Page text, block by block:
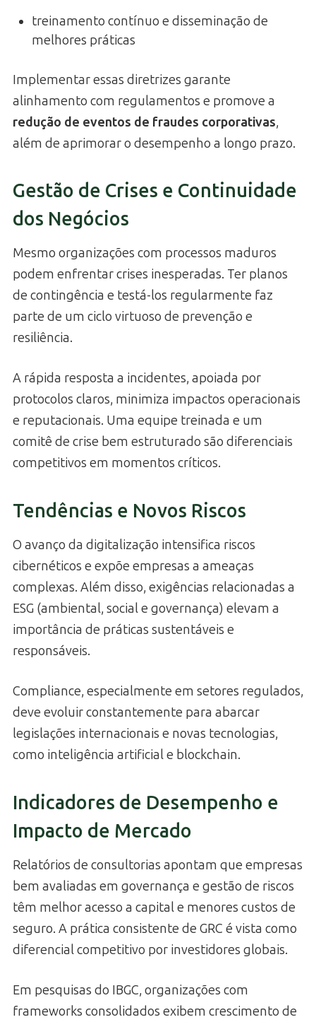
treinamento contínuo e disseminação de
melhores práticas
Implementar essas diretrizes garante
alinhamento com regulamentos e promove a
redução de eventos de fraudes corporativas,
além de aprimorar o desempenho a longo prazo.
Gestão de Crises e Continuidade
dos Negócios
Mesmo organizações com processos maduros
podem enfrentar crises inesperadas. Ter planos
de contingência e testá-los regularmente faz
parte de um ciclo virtuoso de prevenção e
resiliência.
A rápida resposta a incidentes, apoiada por
protocolos claros, minimiza impactos operacionais
e reputacionais. Uma equipe treinada e um
comitê de crise bem estruturado são diferenciais
competitivos em momentos críticos.
Tendências e Novos Riscos
O avanço da digitalização intensifica riscos
cibernéticos e expõe empresas a ameaças
complexas. Além disso, exigências relacionadas a
ESG (ambiental, social e governança) elevam a
importância de práticas sustentáveis e
responsáveis.
Compliance, especialmente em setores regulados,
deve evoluir constantemente para abarcar
legislações internacionais e novas tecnologias,
como inteligência artificial e blockchain.
Indicadores de Desempenho e
Impacto de Mercado
Relatórios de consultorias apontam que empresas
bem avaliadas em governança e gestão de riscos
têm melhor acesso a capital e menores custos de
seguro. A prática consistente de GRC é vista como
diferencial competitivo por investidores globais.
Em pesquisas do IBGC, organizações com
frameworks consolidados exibem crescimento de